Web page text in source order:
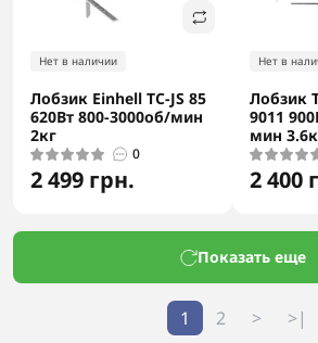
Нет в наличии
Лобзик Einhell TC-JS 85
620Вт 800-3000об/мин
2кг
0
2 499 грн.
Нет в
Лобзик
9011
мин
2 400
Показать еще
1 2 > >|